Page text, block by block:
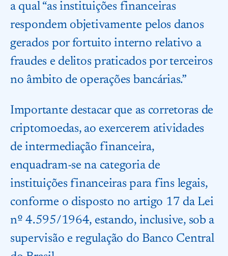
a qual “as instituições financeiras
respondem objetivamente pelos danos
gerados por fortuito interno relativo a
fraudes e delitos praticados por terceiros
no âmbito de operações bancárias.”
Importante destacar que as corretoras de
criptomoedas, ao exercerem atividades
de intermediação financeira,
enquadram-se na categoria de
instituições financeiras para fins legais,
conforme o disposto no artigo 17 da Lei
nº 4.595/1964, estando, inclusive, sob a
supervisão e regulação do Banco Central